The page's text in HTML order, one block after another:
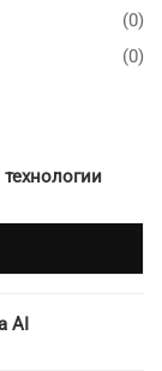
(0)
(0)
AI